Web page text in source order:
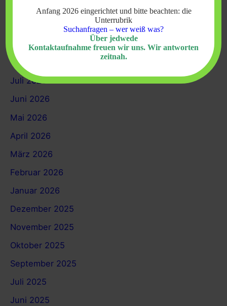
Neues aus Hohenelbe 25. Juni 2026
Archiv
Juli 2026
Juni 2026
Mai 2026
April 2026
März 2026
Februar 2026
Januar 2026
Dezember 2025
November 2025
Oktober 2025
September 2025
Juli 2025
Juni 2025
Anfang 2026 eingerichtet und bitte beachten: die
Unterrubrik
Suchanfragen – wer weiß was?
Über jedwede
Kontaktaufnahme freuen wir uns. Wir antworten
zeitnah.